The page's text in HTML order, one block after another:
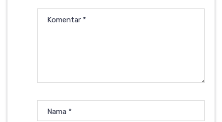
Komentar *
Nama *